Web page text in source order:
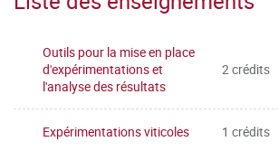
Outils pour la mise en place
d'expérimentations et
l'analyse des résultats
2 crédits
Expérimentations viticoles 1 crédits